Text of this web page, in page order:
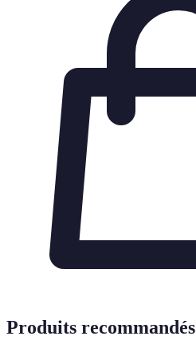
Produits recommandés